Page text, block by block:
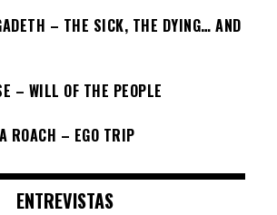
– THE SICK, THE DYING… AND
– WILL OF THE PEOPLE
ROACH – EGO TRIP
ENTREVISTAS